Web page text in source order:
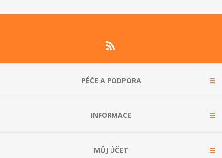
PÉČE A PODPORA
INFORMACE
MŮJ ÚČET